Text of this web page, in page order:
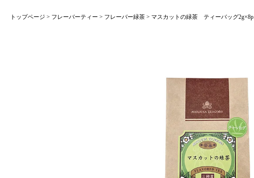
トップページ フレーバーティー フレーバー緑茶 マスカットの緑茶 ティーバッグ2g×8p